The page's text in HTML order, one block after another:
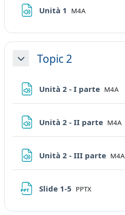
Unità 1 File
M4A
MinimizzaTopic 2
Unità 2 - I parte File
M4A
Unità 2 - II parte File
M4A
Unità 2 - III parte File
M4A
Slide 1-5 File
PPTX